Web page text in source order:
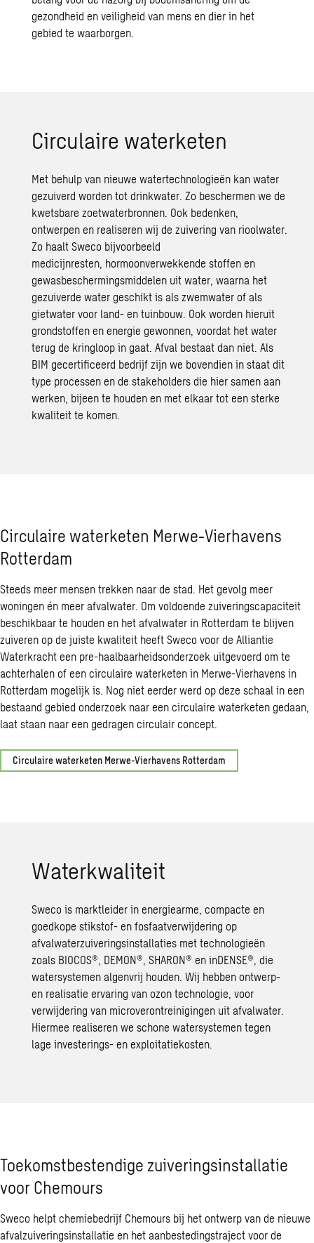
gezondheid en veiligheid van mens en dier in het
gebied te waarborgen.
Circulaire waterketen
Met behulp van nieuwe watertechnologieën kan water
gezuiverd worden tot drinkwater. Zo beschermen we de
kwetsbare zoetwaterbronnen. Ook bedenken,
ontwerpen en realiseren wij de zuivering van rioolwater.
Zo haaltSweco bijvoorbeeld
medicijnresten, hormoonverwekkende stoffen en
gewasbeschermingsmiddelen uit water, waarna het
gezuiverde water geschikt is als zwemwater of als
gietwater voor land- en tuinbouw. Ook worden hieruit
grondstoffen en energie gewonnen, voordat het water
terug de kringloop in gaat. Afval bestaat dan niet. Als
BIM gecertificeerd bedrijf zijn we bovendien in staat dit
type processen en de stakeholders die hier samen aan
werken, bijeen te houden en met elkaar tot een sterke
kwaliteit te komen.
Circulaire waterketen Merwe-Vierhavens
Rotterdam
Steeds meer mensen trekken naar de stad. Het gevolg meer
woningen én meer afvalwater. Om voldoende zuiveringscapaciteit
beschikbaar te houden en het afvalwater in Rotterdam te blijven
zuiveren op de juiste kwaliteit heeft Sweco voor de Alliantie
Waterkracht een pre-haalbaarheidsonderzoek uitgevoerd om te
achterhalen of een circulaire waterketen in Merwe-Vierhavens in
Rotterdam mogelijk is. Nog niet eerder werd op deze schaal in een
bestaand gebied onderzoek naar een circulaire waterketen gedaan,
laat staan naar een gedragen circulair concept.
Circulaire waterketen Merwe-Vierhavens Rotterdam
Waterkwaliteit
Sweco is marktleider in energiearme, compacte en
goedkope stikstof- en fosfaatverwijdering op
afvalwaterzuiveringsinstallaties met technologieën
zoals BIOCOS®, DEMON®, SHARON® en inDENSE®, die
watersystemen algenvrij houden. Wij hebben ontwerp-
en realisatie ervaring van ozon technologie, voor
verwijdering van microverontreinigingen uit afvalwater.
Hiermee realiseren we schone watersystemen tegen
lage investerings- en exploitatiekosten.
Toekomstbestendige zuiveringsinstallatie
voor Chemours
Sweco helpt chemiebedrijf Chemours bij het ontwerp van de nieuwe
afvalzuiveringsinstallatie en het aanbestedingstraject voor de